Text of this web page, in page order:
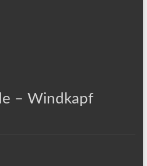
– Windkapf